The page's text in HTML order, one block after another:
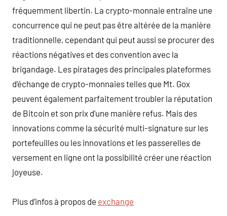
fréquemment libertin. La crypto-monnaie entraîne une
concurrence qui ne peut pas être altérée de la manière
traditionnelle, cependant qui peut aussi se procurer des
réactions négatives et des convention avec la
brigandage. Les piratages des principales plateformes
d’échange de crypto-monnaies telles que Mt. Gox
peuvent également parfaitement troubler la réputation
de Bitcoin et son prix d’une manière refus. Mais des
innovations comme la sécurité multi-signature sur les
portefeuilles ou les innovations et les passerelles de
versement en ligne ont la possibilité créer une réaction
joyeuse.
Plus d’infos à propos de exchange